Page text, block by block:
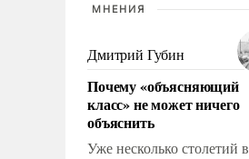
МНЕНИЯ
Дмитрий Губин
Почему «объясняющий
класс» не может ничего
объяснить
Уже несколько столетий в